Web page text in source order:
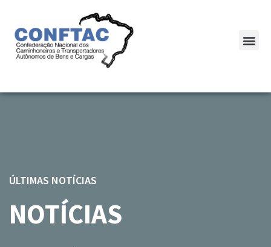
ÚLTIMAS NOTÍCIAS
NOTÍCIAS